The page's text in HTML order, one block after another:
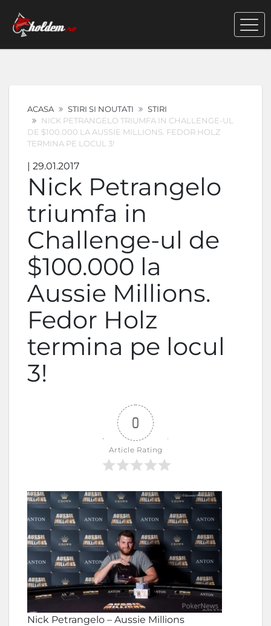
ACASA STIRI SI NOUTATI
STIRI
NICK PETRANGELO TRIUMFA IN CHALLENGE-UL
DE $100.000 LA AUSSIE MILLIONS. FEDOR HOLZ
TERMINA PE LOCUL 3!
| 29.01.2017
Nick Petrangelo
triumfa in
Challenge-ul de
$100.000 la
Aussie Millions.
Fedor Holz
termina pe locul
3!
0
Article Rating
Nick Petrangelo – Aussie Millions